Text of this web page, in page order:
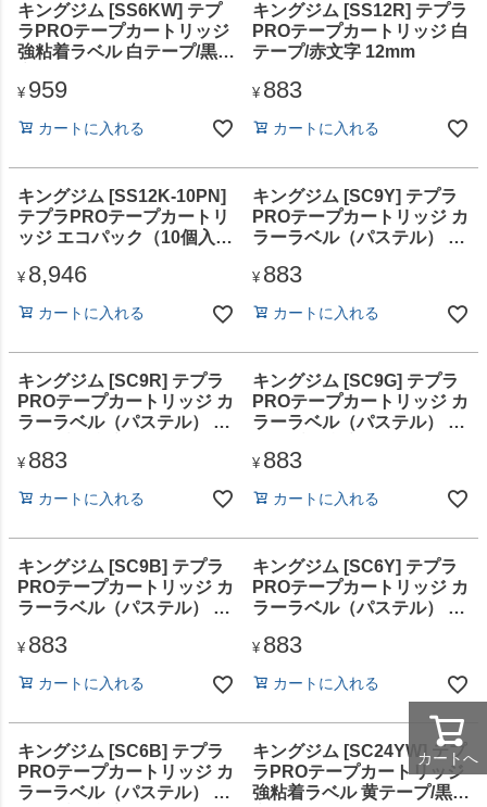
キングジム [SS6KW] テプ
ラPROテープカートリッジ
強粘着ラベル 白テープ/黒文
¥ 959
カートに入れる
キングジム [SS12R] テプラ
PROテープカートリッジ 白
テープ/赤文字 12mm
¥ 883
カートに入れる
キングジム [SS12K-10PN]
テプラPROテープカートリ
ッジ エコパック（10個入
¥ 8,946
カートに入れる
キングジム [SC9Y] テプラ
PROテープカートリッジ カ
ラーラベル（パステル） 黄
¥ 883
カートに入れる
キングジム [SC9R] テプラ
PROテープカートリッジ カ
ラーラベル（パステル） 赤
¥ 883
カートに入れる
キングジム [SC9G] テプラ
PROテープカートリッジ カ
ラーラベル（パステル） 緑
¥ 883
カートに入れる
キングジム [SC9B] テプラ
PROテープカートリッジ カ
ラーラベル（パステル） 青
¥ 883
カートに入れる
キングジム [SC6Y] テプラ
PROテープカートリッジ カ
ラーラベル（パステル） 黄
¥ 883
カートに入れる
キングジム [SC6B] テプラ
PROテープカートリッジ カ
ラーラベル（パステル） 青
キングジム [SC24YW] テプ
ラPROテープカートリッジ
強粘着ラベル 黄テープ/黒文
カートへ